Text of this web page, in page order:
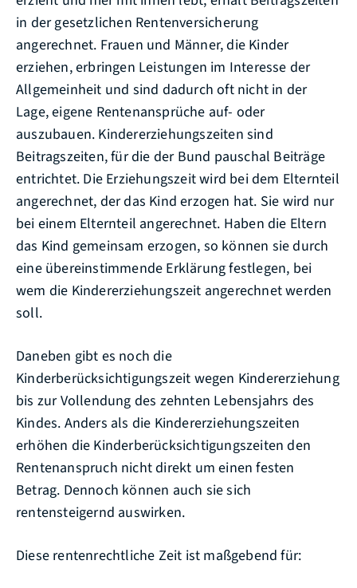
in der gesetzlichen Rentenversicherung
angerechnet. Frauen und Männer, die Kinder
erziehen, erbringen Leistungen im Interesse der
Allgemeinheit und sind dadurch oft nicht in der
Lage, eigene Rentenansprüche auf- oder
auszubauen. Kindererziehungszeiten sind
Beitragszeiten, für die der Bund pauschal Beiträge
entrichtet. Die Erziehungszeit wird bei dem Elternteil
angerechnet, der das Kind erzogen hat. Sie wird nur
bei einem Elternteil angerechnet. Haben die Eltern
das Kind gemeinsam erzogen, so können sie durch
eine übereinstimmende Erklärung festlegen, bei
wem die Kindererziehungszeit angerechnet werden
soll.
Daneben gibt es noch die
Kinderberücksichtigungszeit wegen Kindererziehung
bis zur Vollendung des zehnten Lebensjahrs des
Kindes. Anders als die Kindererziehungszeiten
erhöhen die Kinderberücksichtigungszeiten den
Rentenanspruch nicht direkt um einen festen
Betrag. Dennoch können auch sie sich
rentensteigernd auswirken.
Diese rentenrechtliche Zeit ist maßgebend für: